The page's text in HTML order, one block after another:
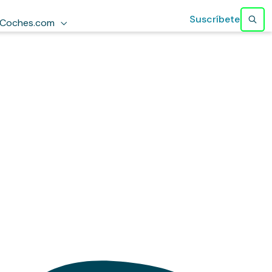
Suscríbete